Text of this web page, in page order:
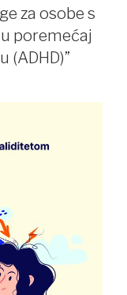
za osobe s
poremećaj